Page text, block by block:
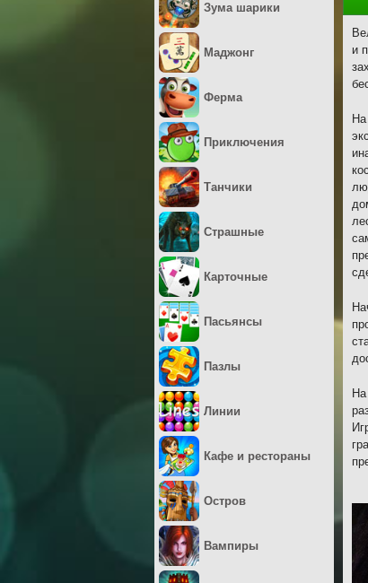
и
Зума шарики
Маджонг
Ферма
Приключения
Танчики
Страшные
Карточные
Пасьянсы
Пазлы
Линии
Кафе и рестораны
Остров
Вампиры